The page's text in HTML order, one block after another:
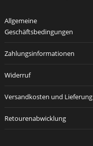
Allgemeine
Geschäftsbedingungen
Zahlungsinformationen
Widerruf
Versandkosten und Lieferung
Retourenabwicklung